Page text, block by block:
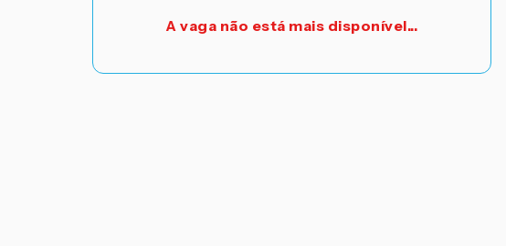
A vaga não está mais disponível...